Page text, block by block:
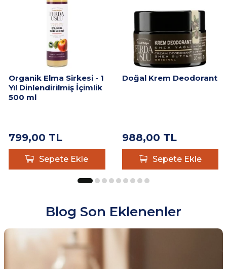
Organik Elma Sirkesi - 1
Yıl Dinlendirilmiş İçimlik
500 ml
799,00 TL
Sepete Ekle
Doğal Krem Deodorant
988,00 TL
Sepete Ekle
Blog Son Eklenenler